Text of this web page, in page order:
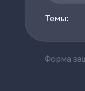
Темы:
Форма